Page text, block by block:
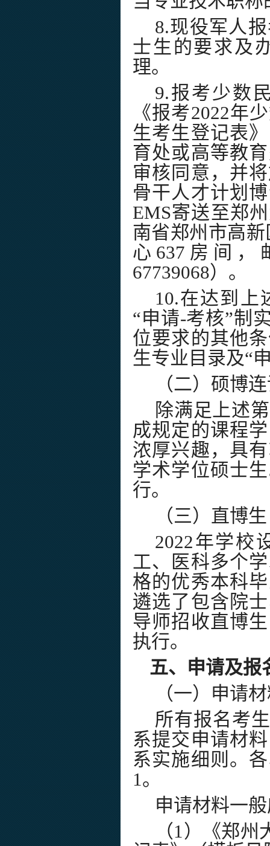
8.现役军人
士生的要求及
理。
9.报考少数
《报考2022年
生考生登记表
育处或高等教
审核同意，并
骨干人才计划
EMS寄送至郑
南省郑州市高
心 637 房间，
67739068）。
10.在达到上
“申请-考核”制
位要求的其他
生专业目录及“
（二）硕博
除满足上述第
成规定的课程
浓厚兴趣，具
学术学位硕士
行。
（三）直博生
2022年学校
工、医科多个
格的优秀本科
遴选了包含院
导师招收直博
执行。
五、申请及报
（一）申请
所有报名考
系提交申请材
系实施细则。
1。
申请材料一
（1）《郑州